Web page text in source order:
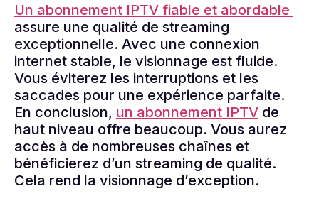
Un abonnement IPTV fiable et abordable
assure une qualité de streaming
exceptionnelle. Avec une connexion
internet stable, le visionnage est fluide.
Vous éviterez les interruptions et les
saccades pour une expérience parfaite.
En conclusion, un abonnement IPTV de
haut niveau offre beaucoup. Vous aurez
accès à de nombreuses chaînes et
bénéficierez d’un streaming de qualité.
Cela rend la visionnage d’exception.